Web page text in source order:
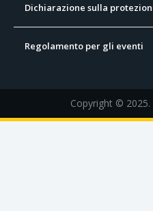
Dichiarazione sulla
Regolamento per gli eventi
Copyright © 2025.